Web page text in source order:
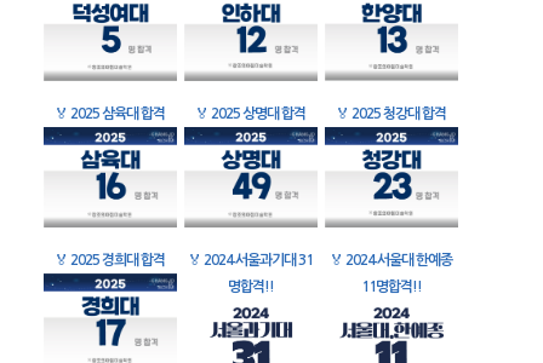
🏅 2025 삼육대 합격 🏅 2025 상명대 합격 🏅 2025 청강대 합격
🏅 2025 경희대 합격 🏅 2024 서울과기대 31
명합격!!
🏅 2024 서울대 한예종
11명합격!!